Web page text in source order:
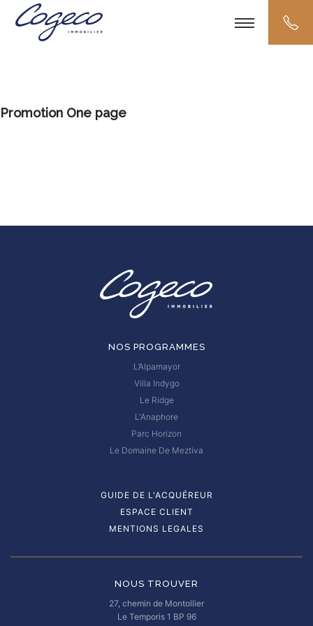
Promotion One page
NOS PROGRAMMES
L’Alpamayor
Villa Indygo
Le Ridge
L'Anaphore
Parc Horizon
Le Domaine De Meztiva
GUIDE DE L'ACQUÉREUR
ESPACE CLIENT
MENTIONS LEGALES
NOUS TROUVER
27, chemin de Montollier
Le Temporis 1 BP 96